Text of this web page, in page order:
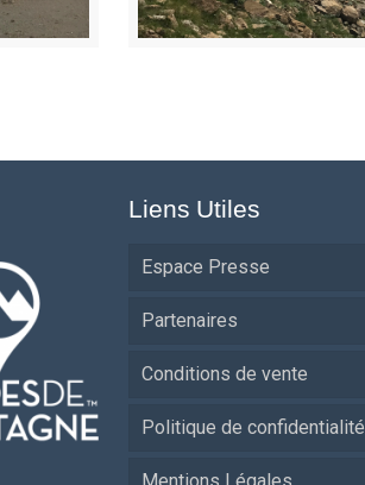
Liens Utiles
Espace Presse
Partenaires
Conditions de vente
Politique de confidentialité